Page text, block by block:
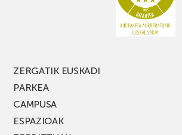
ZERGATIK EUSKADI
PARKEA
CAMPUSA
ESPAZIOAK